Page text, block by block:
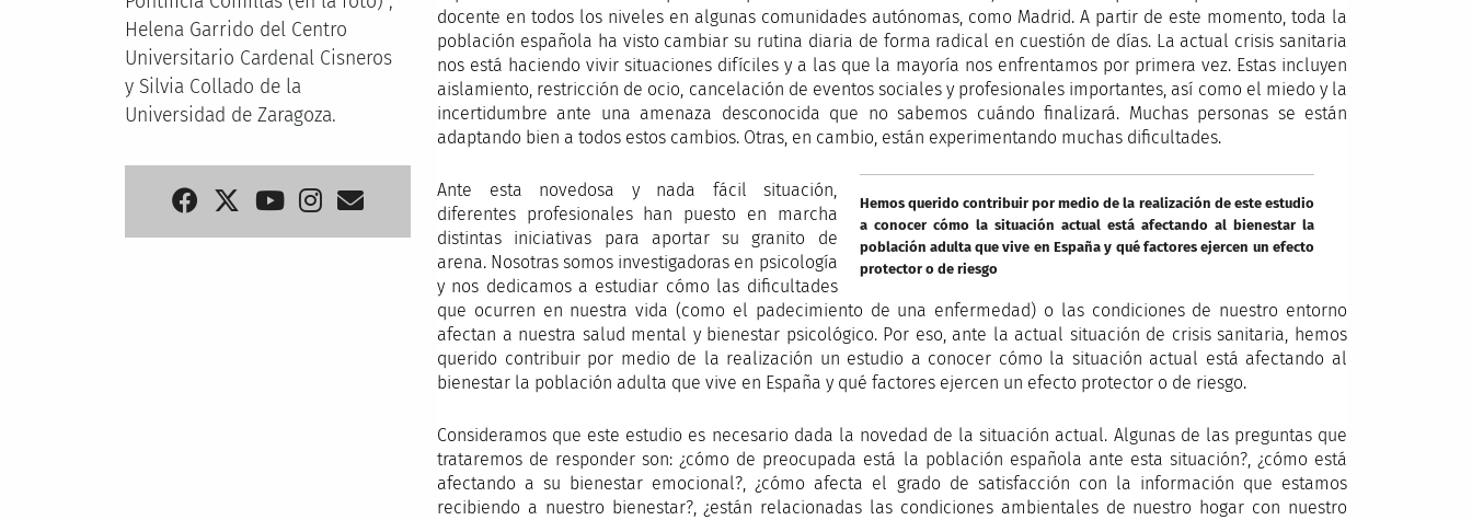
Helena Garrido del Centro
Universitario Cardenal Cisneros
y Silvia Collado de la
Universidad de Zaragoza.
docente en todos los niveles en algunas comunidades autónomas, como Madrid. A partir de este momento, toda la
población española ha visto cambiar su rutina diaria de forma radical en cuestión de días. La actual crisis sanitaria
nos está haciendo vivir situaciones difíciles y a las que la mayoría nos enfrentamos por primera vez. Estas incluyen
aislamiento, restricción de ocio, cancelación de eventos sociales y profesionales importantes, así como el miedo y la
incertidumbre ante una amenaza desconocida que no sabemos cuándo finalizará. Muchas personas se están
adaptando bien a todos estos cambios. Otras, en cambio, están experimentando muchas dificultades.
Hemos querido contribuir por medio de la realización de este estudio
a conocer cómo la situación actual está afectando al bienestar la
población adulta que vive en España y qué factores ejercen un efecto
protector o de riesgo
Ante esta novedosa y nada fácil situación,
diferentes profesionales han puesto en marcha
distintas iniciativas para aportar su granito de
arena. Nosotras somos investigadoras en psicología
y nos dedicamos a estudiar cómo las dificultades
que ocurren en nuestra vida (como el padecimiento de una enfermedad) o las condiciones de nuestro entorno
afectan a nuestra salud mental y bienestar psicológico. Por eso, ante la actual situación de crisis sanitaria, hemos
querido contribuir por medio de la realización un estudio a conocer cómo la situación actual está afectando al
bienestar la población adulta que vive en España y qué factores ejercen un efecto protector o de riesgo.
Consideramos que este estudio es necesario dada la novedad de la situación actual. Algunas de las preguntas que
trataremos de responder son: ¿cómo de preocupada está la población española ante esta situación?, ¿cómo está
afectando a su bienestar emocional?, ¿cómo afecta el grado de satisfacción con la información que estamos
recibiendo a nuestro bienestar?, ¿están relacionadas las condiciones ambientales de nuestro hogar con nuestro